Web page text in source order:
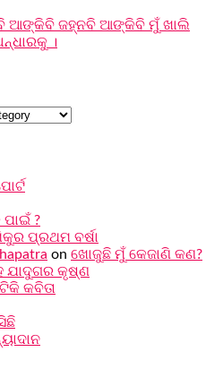
ବି ଆଙ୍କିବି ଜହ୍ନବି ଆଙ୍କିବି ମୁଁ ଖାଲି
।
ପାଇଁ ?
ପ୍ରଥମ ବର୍ଷା
on ଖୋଜୁଛି ମୁଁ କେଜାଣି କଣ?
ଯାଦୁଗର କୃଷ୍ଣ
ଟିକି କବିତା